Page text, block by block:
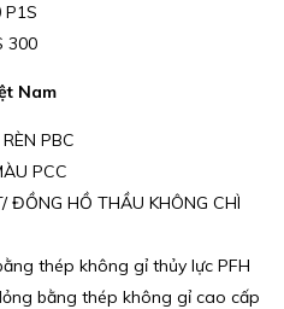
P1S
300
Nam
PBC
PCC
ĐỒNG HỒ THẦU KHÔNG CHÌ
thép không gỉ thủy lực PFH
bằng thép không gỉ cao cấp